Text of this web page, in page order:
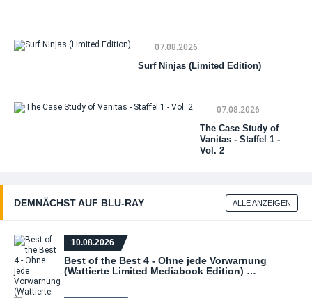
07.08.2026
Surf Ninjas (Limited Edition)
07.08.2026
The Case Study of
Vanitas - Staffel 1 -
Vol. 2
DEMNÄCHST AUF BLU‑RAY ALLE ANZEIGEN
10.08.2026
Best of the Best 4 - Ohne jede Vorwarnung
(Wattierte Limited Mediabook Edition) …